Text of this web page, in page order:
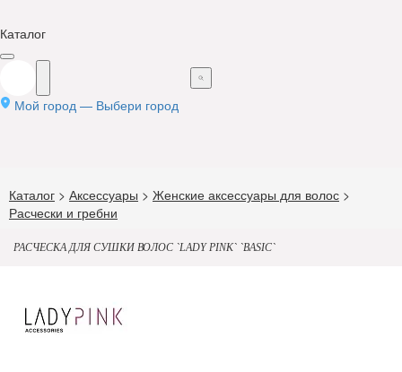
Каталог
Мой город — Выбери город
Каталог > Аксессуары > Женские аксессуары для волос >
Расчески и гребни
РАСЧЕСКА ДЛЯ СУШКИ ВОЛОС `LADY PINK` `BASIC`